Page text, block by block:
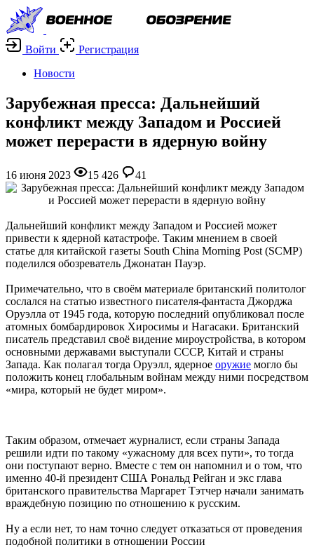
Войти
Регистрация
Новости
Зарубежная пресса: Дальнейший
конфликт между Западом и Россией
может перерасти в ядерную войну
16 июня 2023 15 426 41
Дальнейший конфликт между Западом и Россией может
привести к ядерной катастрофе. Таким мнением в своей
статье для китайской газеты South China Morning Post (SCMP)
поделился обозреватель Джонатан Пауэр.
Примечательно, что в своём материале британский политолог
сослался на статью известного писателя-фантаста Джорджа
Оруэлла от 1945 года, которую последний опубликовал после
атомных бомбардировок Хиросимы и Нагасаки. Британский
писатель представил своё видение мироустройства, в котором
основными державами выступали СССР, Китай и страны
Запада. Как полагал тогда Оруэлл, ядерное оружие могло бы
положить конец глобальным войнам между ними посредством
«мира, который не будет миром».
Таким образом, отмечает журналист, если страны Запада
решили идти по такому «ужасному для всех пути», то тогда
они поступают верно. Вместе с тем он напомнил и о том, что
именно 40-й президент США Рональд Рейган и экс глава
британского правительства Маргарет Тэтчер начали занимать
враждебную позицию по отношению к русским.
Ну а если нет, то нам точно следует отказаться от проведения
подобной политики в отношении России